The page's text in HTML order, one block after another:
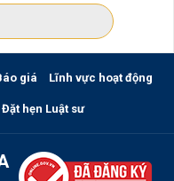
giá Lĩnh vực hoạt động
Đặt hẹn Luật sư